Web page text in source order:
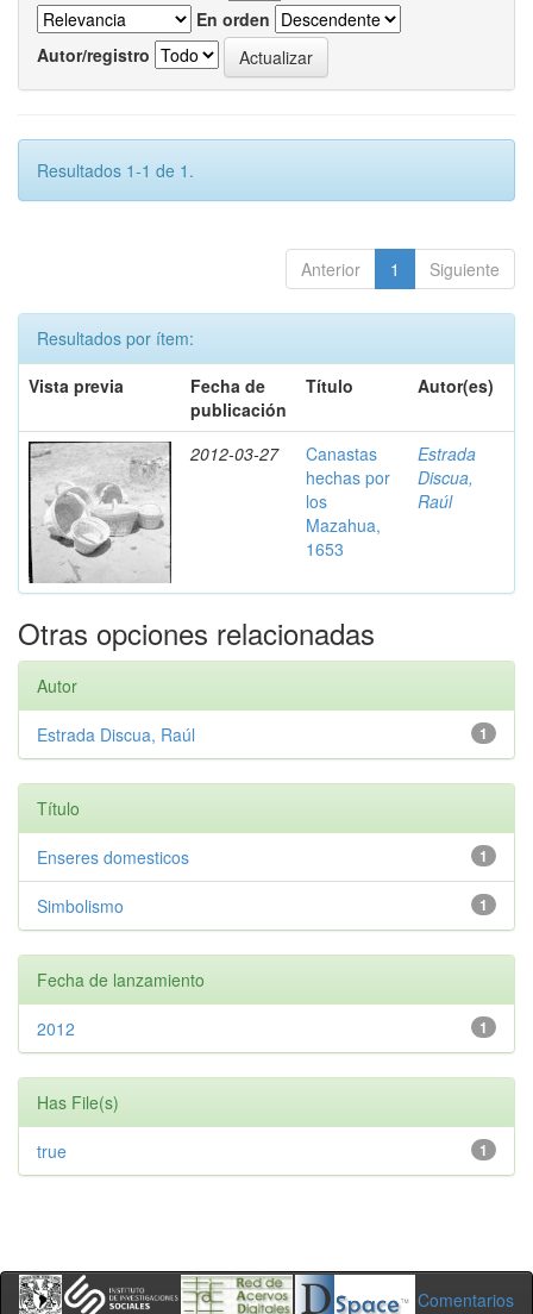
En orden
Autor/registro
Resultados 1-1 de 1.
Anterior 1 Siguiente
Resultados por ítem:
Vista previa
Fecha de
publicación
Título Autor(es)
2012-03-27
Canastas
hechas por
los
Mazahua,
1653
Estrada
Discua,
Raúl
Otras opciones relacionadas
Autor
1
Estrada Discua, Raúl
Título
1
Enseres domesticos
1
Simbolismo
Fecha de lanzamiento
1
2012
Has File(s)
1
true
Comentarios